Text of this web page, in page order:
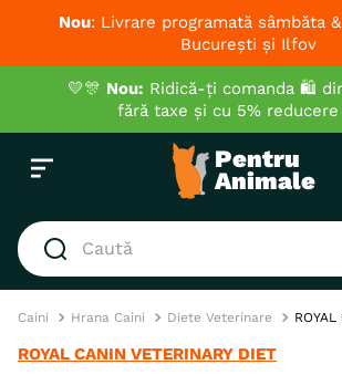
Nou: Livrare programată sâmbăta
București și Ilfov
💛🎊 Nou: Ridică-ți comanda 🛍️
fără taxe și cu 5% reducere
Caută
Caini Hrana Caini Diete Veterinare
ROYAL CANIN VETERINARY DIET